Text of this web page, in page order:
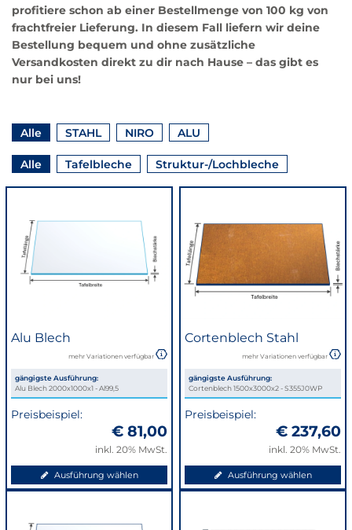
profitiere schon ab einer Bestellmenge von 100 kg von
frachtfreier Lieferung. In diesem Fall liefern wir deine
Bestellung bequem und ohne zusätzliche
Versandkosten direkt zu dir nach Hause – das gibt es
nur bei uns!
Hier
können
die
angezeigten
Inhalte
Material
gefiltert
werden.
Es
werden
die
passenden
Inhalte
angezeigt.
AlleBeiträge
Filtern
STAHL
Filtern
NIRO
Filtern
ALU
Hier
können
die
Inhalte
nach
Type
gefiltert
werden.
dann
die
passenden
Inhalte
angezeigt.
AlleBeiträge
Filtern
Tafelbleche
Filtern
Struktur-/Lochbleche
Alu Blech
mehr Variationen verfügbar
gängigste Ausführung:
Alu Blech 2000x1000x1 - Al99,5
Preisbeispiel:
€ 81,00
inkl. 20% MwSt.
Ausführung wählen
Cortenblech Stahl
mehr Variationen verfügbar
gängigste Ausführung:
Cortenblech 1500x3000x2 - S355J0WP
Preisbeispiel:
€ 237,60
inkl. 20% MwSt.
Ausführung wählen